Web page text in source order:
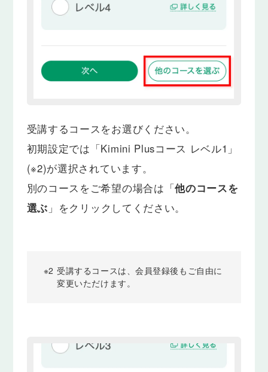
受講するコースをお選びください。
初期設定では「Kimini Plusコース レベル1」
(※2)が選択されています。
別のコースをご希望の場合は「他のコースを
選ぶ 」をクリックしてください。
※2 受講するコースは、会員登録後もご自由に
変更いただけます。